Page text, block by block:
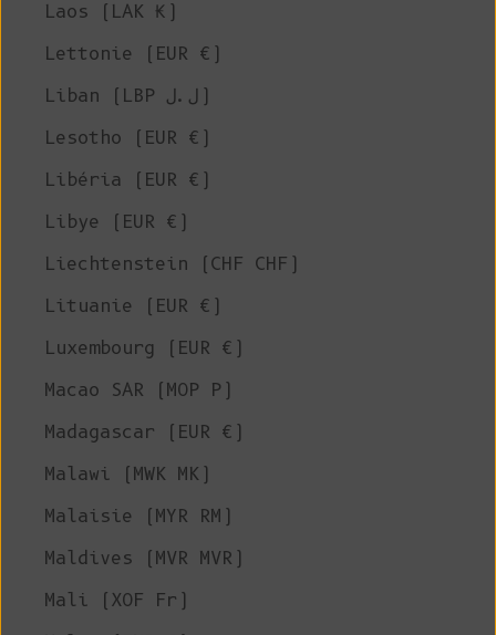
Laos (LAK ₭)
Lettonie (EUR €)
Liban (LBP ل.ل)
Lesotho (EUR €)
Libéria (EUR €)
Libye (EUR €)
Liechtenstein (CHF CHF)
Lituanie (EUR €)
Luxembourg (EUR €)
Macao SAR (MOP P)
Madagascar (EUR €)
Malawi (MWK MK)
Malaisie (MYR RM)
Maldives (MVR MVR)
Mali (XOF Fr)